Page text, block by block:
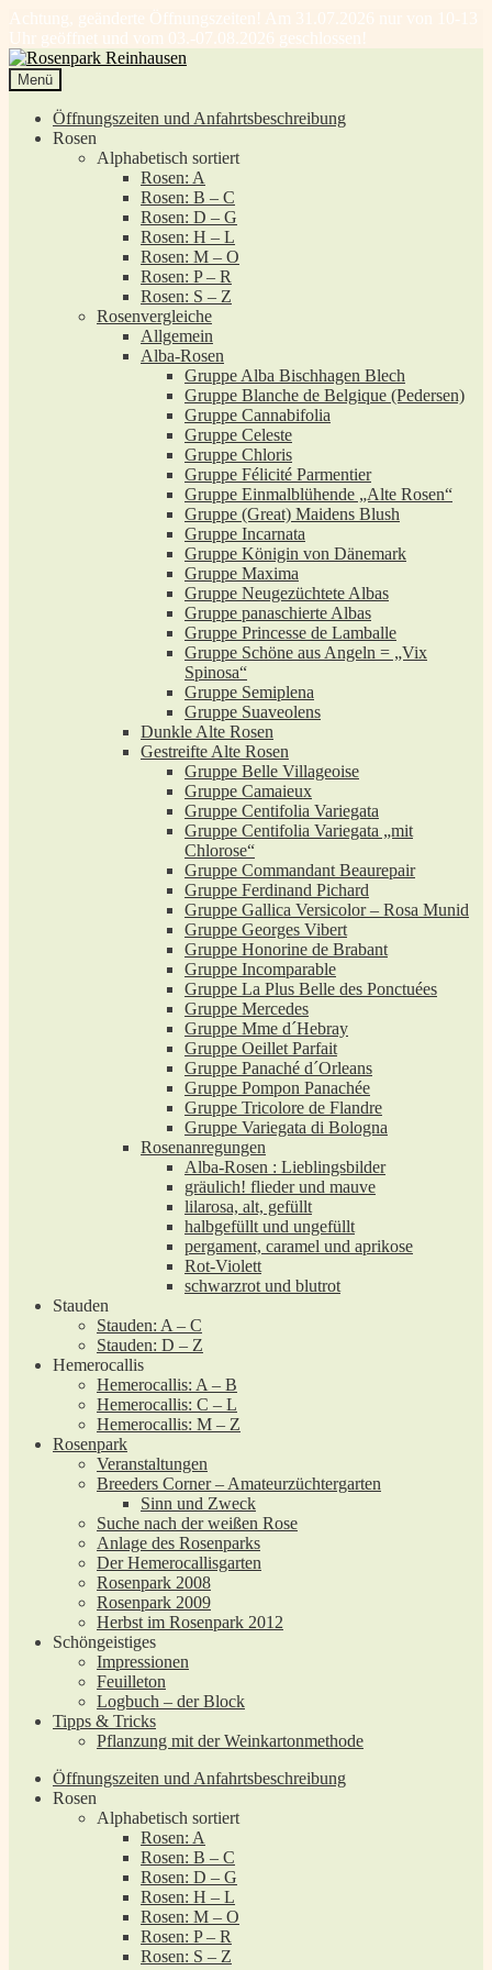
Achtung, geänderte Öffnungszeiten! Am 31.07.2026 nur von 10-13
Uhr geöffnet und vom 03.-07.08.2026 geschlossen!
Zur
Navigation
springen
Zum
Inhalt
springen
Menü
Öffnungszeiten und Anfahrtsbeschreibung
Rosen
Alphabetisch sortiert
Rosen: A
Rosen: B – C
Rosen: D – G
Rosen: H – L
Rosen: M – O
Rosen: P – R
Rosen: S – Z
Rosenvergleiche
Allgemein
Alba-Rosen
Gruppe Alba Bischhagen Blech
Gruppe Blanche de Belgique (Pedersen)
Gruppe Cannabifolia
Gruppe Celeste
Gruppe Chloris
Gruppe Félicité Parmentier
Gruppe Einmalblühende „Alte Rosen“
Gruppe (Great) Maidens Blush
Gruppe Incarnata
Gruppe Königin von Dänemark
Gruppe Maxima
Gruppe Neugezüchtete Albas
Gruppe panaschierte Albas
Gruppe Princesse de Lamballe
Gruppe Schöne aus Angeln = „Vix
Spinosa“
Gruppe Semiplena
Gruppe Suaveolens
Dunkle Alte Rosen
Gestreifte Alte Rosen
Gruppe Belle Villageoise
Gruppe Camaieux
Gruppe Centifolia Variegata
Gruppe Centifolia Variegata „mit
Chlorose“
Gruppe Commandant Beaurepair
Gruppe Ferdinand Pichard
Gruppe Gallica Versicolor – Rosa Munid
Gruppe Georges Vibert
Gruppe Honorine de Brabant
Gruppe Incomparable
Gruppe La Plus Belle des Ponctuées
Gruppe Mercedes
Gruppe Mme d´Hebray
Gruppe Oeillet Parfait
Gruppe Panaché d´Orleans
Gruppe Pompon Panachée
Gruppe Tricolore de Flandre
Gruppe Variegata di Bologna
Rosenanregungen
Alba-Rosen : Lieblingsbilder
gräulich! flieder und mauve
lilarosa, alt, gefüllt
halbgefüllt und ungefüllt
pergament, caramel und aprikose
Rot-Violett
schwarzrot und blutrot
Stauden
Stauden: A – C
Stauden: D – Z
Hemerocallis
Hemerocallis: A – B
Hemerocallis: C – L
Hemerocallis: M – Z
Rosenpark
Veranstaltungen
Breeders Corner – Amateurzüchtergarten
Sinn und Zweck
Suche nach der weißen Rose
Anlage des Rosenparks
Der Hemerocallisgarten
Rosenpark 2008
Rosenpark 2009
Herbst im Rosenpark 2012
Schöngeistiges
Impressionen
Feuilleton
Logbuch – der Block
Tipps & Tricks
Pflanzung mit der Weinkartonmethode
Öffnungszeiten und Anfahrtsbeschreibung
Rosen
Alphabetisch sortiert
Rosen: A
Rosen: B – C
Rosen: D – G
Rosen: H – L
Rosen: M – O
Rosen: P – R
Rosen: S – Z